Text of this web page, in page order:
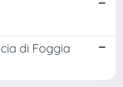
di Foggia